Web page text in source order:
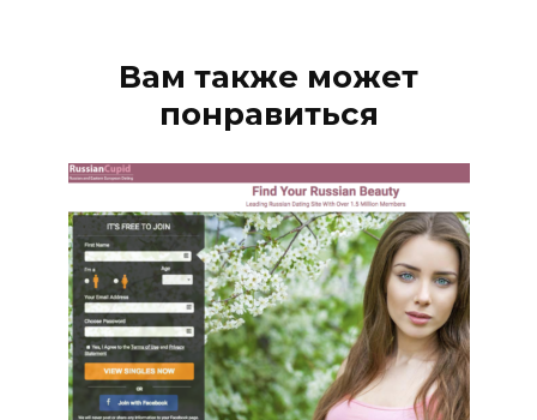
Вам также может
понравиться